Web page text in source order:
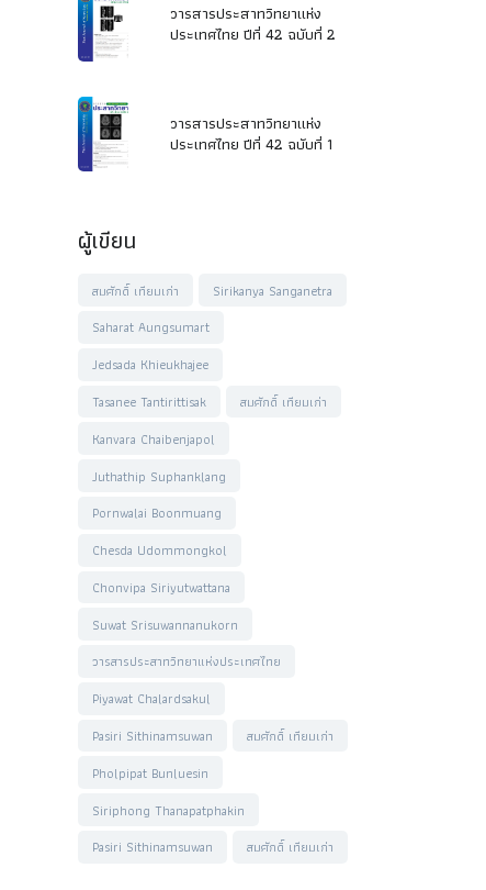
วารสารประสาทวิทยาแห่ง
ประเทศไทย ปีที่ 42 ฉบับที่ 2
วารสารประสาทวิทยาแห่ง
ประเทศไทย ปีที่ 42 ฉบับที่ 1
ผู้เขียน
สมศักดิ์ เทียมเก่า
Sirikanya Sanganetra
Saharat Aungsumart
Jedsada Khieukhajee
Tasanee Tantirittisak
สมศักดิ์ เทียมเก่า
Kanvara Chaibenjapol
Juthathip Suphanklang
Pornwalai Boonmuang
Chesda Udommongkol
Chonvipa Siriyutwattana
Suwat Srisuwannanukorn
วารสารประสาทวิทยาแห่งประเทศไทย
Piyawat Chalardsakul
Pasiri Sithinamsuwan
สมศักดิ์ เทียมเก่า
Pholpipat Bunluesin
Siriphong Thanapatphakin
Pasiri Sithinamsuwan
สมศักดิ์ เทียมเก่า